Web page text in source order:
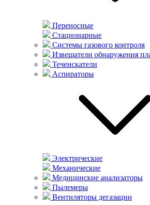
Переносные
Стационарные
Системы газового контроля
Извещатели обнаружения
Течеискатели
Аспираторы
Электрические
Механические
Медицинские анализаторы
Пылемеры
Вентиляторы дегазации